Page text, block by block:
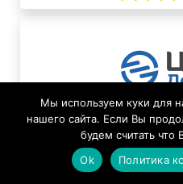
До 30000
ПСК 0-
Мы используем куки для
нашего сайта. Если Вы
будем считать что
Ok
Политика